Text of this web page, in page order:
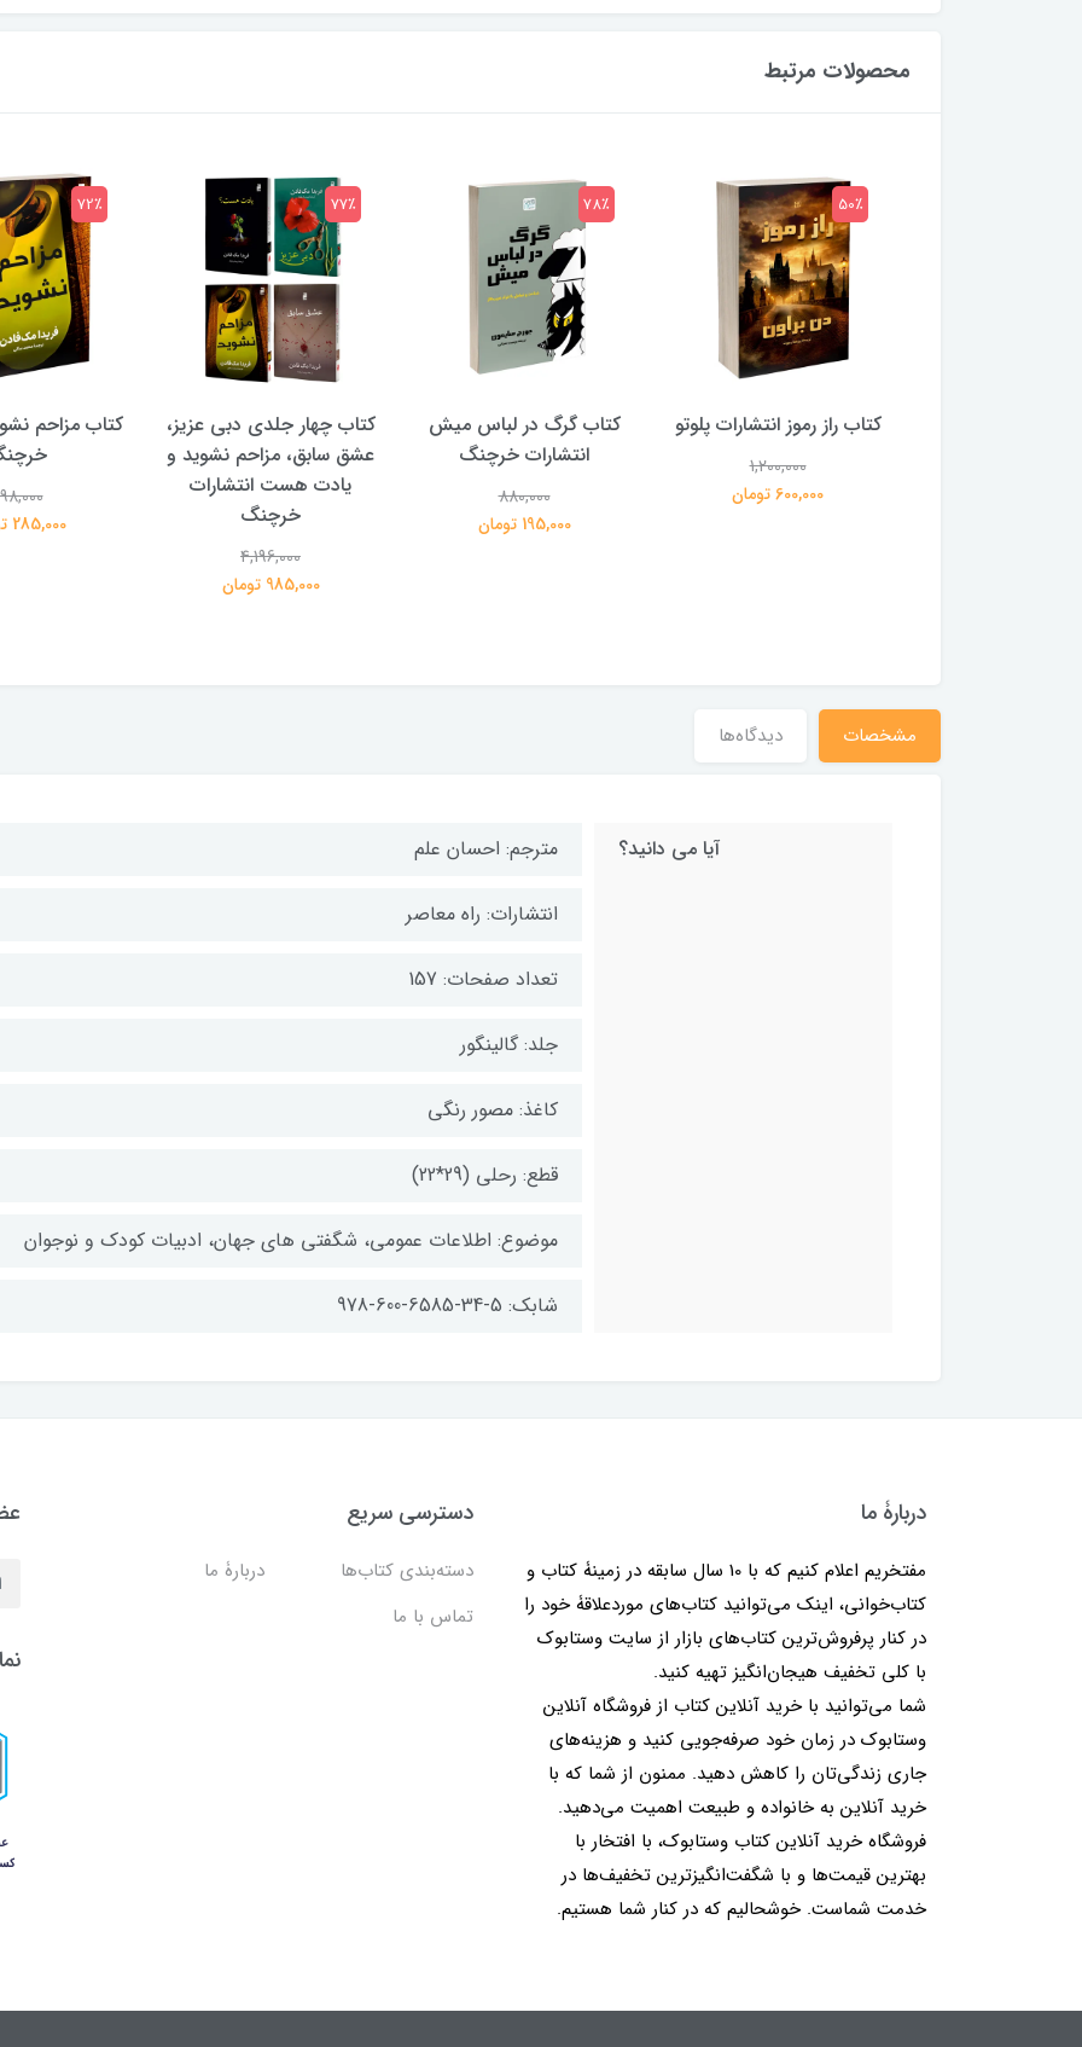
محصولات مرتبط
کتاب راز رموز انتشارات پلوتو
1,200,000
600,000 تومان
50٪
کتاب گرگ در لباس میش
انتشارات خرچنگ
880,000
195,000 تومان
78٪
کتاب چهار جلدی دبی عزیز،
عشق سابق، مزاحم نشوید و
یادت هست انتشارات
خرچنگ
4,196,000
985,000 تومان
77٪
کتاب مزاحم
285,000 تومان
72٪
مشخصات دیدگاه‌ها
آیا می دانید؟ مترجم: احسان علم
انتشارات: راه معاصر
تعداد صفحات: 157
جلد: گالینگور
کاغذ: مصور رنگی
قطع: رحلی (29*22)
موضوع: اطلاعات عمومی، شگفتی های جهان، ادبیات کودک و نوجوان
شابک: 5-34-6585-600-978
دربارۀ ما
مفتخریم اعلام کنیم که با 10 سال سابقه در زمینۀ کتاب و
کتاب‌خوانی، اینک می‌توانید کتاب‌های موردعلاقۀ خود را
در کنار پرفروش‌ترین کتاب‌های بازار از سایت وستابوک
با کلی تخفیف هیجان‌انگیز تهیه کنید.
شما می‌توانید با خرید آنلاین کتاب از فروشگاه آنلاین
وستابوک در زمان خود صرفه‌جویی کنید و هزینه‌های
جاری زندگی‌تان را کاهش دهید. ممنون از شما که با
خرید آنلاین به خانواده و طبیعت اهمیت می‌دهید.
فروشگاه خرید آنلاین کتاب وستابوک، با افتخار با
بهترین قیمت‌ها و با شگفت‌انگیزترین تخفیف‌ها در
خدمت شماست. خوشحالیم که در کنار شما هستیم.
دسترسی سریع
دسته‌بندی کتاب‌ها
دربارۀ ما
تماس با ما